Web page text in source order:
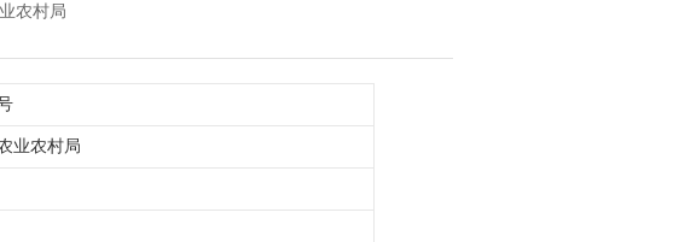
农村局
业农村局